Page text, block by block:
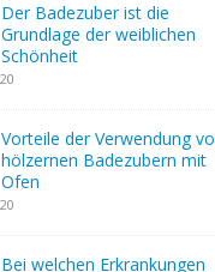
Der hölzerne Badezuber: die
Grundlage der Gesundheit
April 6, 2020
Was ist ein Holzbadezuber?
April 6, 2020
Wie können Sie mit einem
Badezuber Energie sparen?
April 5, 2020